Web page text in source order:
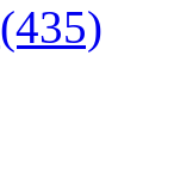
(435)